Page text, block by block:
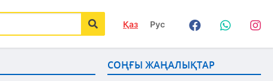
іздеу
Қаз
Рус
СОҢҒЫ ЖАҢАЛЫҚТАР